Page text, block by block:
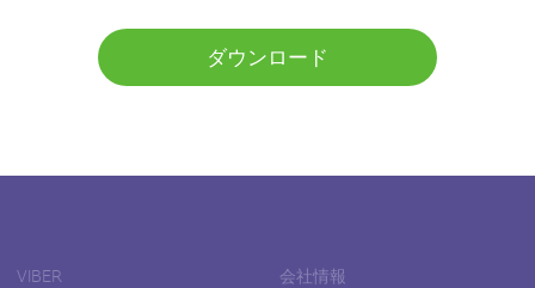
ダウンロード
VIBER 会社情報